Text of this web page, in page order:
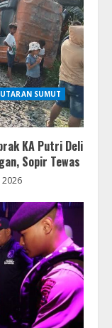
SUMUT
KA Putri Deli
Sopir Tewas
2026